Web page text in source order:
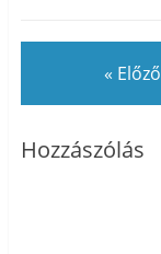
« Előző
Hozzászólás